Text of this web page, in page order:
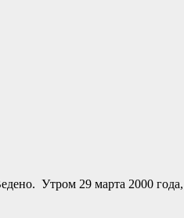
Утром 29 марта 2000